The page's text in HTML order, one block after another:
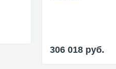
306 018 руб.